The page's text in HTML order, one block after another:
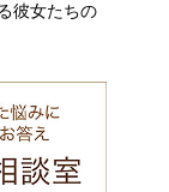
彼女たちの